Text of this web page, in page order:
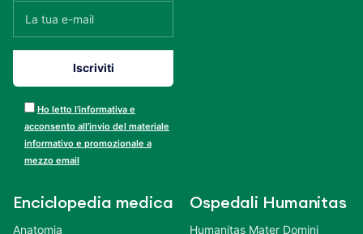
Ho letto l’informativa e
acconsento all’invio del materiale
informativo e promozionale a
mezzo email
Enciclopedia medica
Anatomia
Ospedali Humanitas
Humanitas Mater Domini